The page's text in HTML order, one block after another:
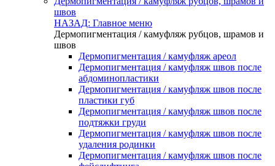
швов
НАЗАД: Главное меню
Дермопигментация / камуфляж рубцов, шрамов и
швов
Дермопигментация / камуфляж ареол
Дермопигментация / камуфляж швов после
абдоминопластики
Дермопигментация / камуфляж швов после
пластики губ
Дермопигментация / камуфляж швов после
подтяжки груди
Дермопигментация / камуфляж швов после
удаления родинки
Дермопигментация / камуфляж швов после